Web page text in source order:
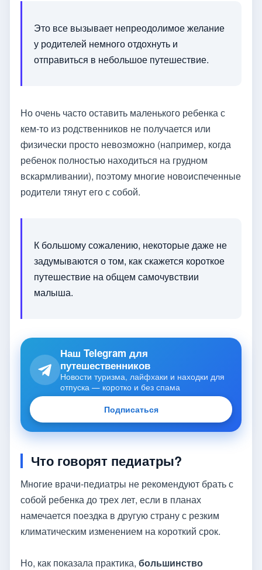
Это все вызывает непреодолимое желание
у родителей немного отдохнуть и
отправиться в небольшое путешествие.
Но очень часто оставить маленького ребенка с
кем-то из родственников не получается или
физически просто невозможно (например, когда
ребенок полностью находиться на грудном
вскармливании), поэтому многие новоиспеченные
родители тянут его с собой.
К большому сожалению, некоторые даже не
задумываются о том, как скажется короткое
путешествие на общем самочувствии
малыша.
Наш Telegram для
путешественников
Новости туризма, лайфхаки и находки для
отпуска — коротко и без спама
Подписаться
Что говорят педиатры?
Многие врачи-педиатры не рекомендуют брать с
собой ребенка до трех лет, если в планах
намечается поездка в другую страну с резким
климатическим изменением на короткий срок.
Но, как показала практика, большинство